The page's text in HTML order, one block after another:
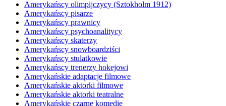
Amerykańscy olimpijczycy (Sztokholm 1912)
Amerykańscy pisarze
Amerykańscy prawnicy
Amerykańscy psychoanalitycy
Amerykańscy skaterzy
Amerykańscy snowboardziści
Amerykańscy stulatkowie
Amerykańscy trenerzy hokejowi
Amerykańskie adaptacje filmowe
Amerykańskie aktorki filmowe
Amerykańskie aktorki teatralne
Amerykańskie czarne komedie